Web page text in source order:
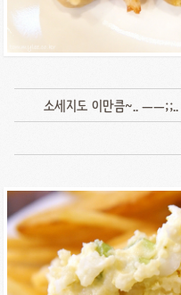
소세지도 이만큼~.. ㅡㅡ